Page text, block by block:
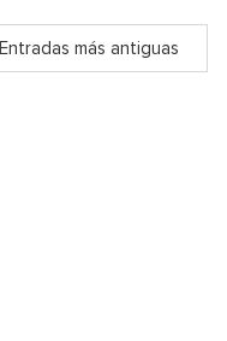
Entradas más antiguas